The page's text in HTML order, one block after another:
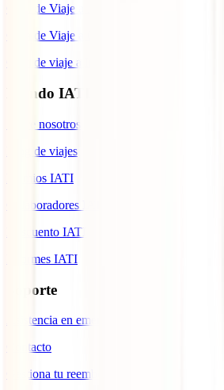
Guía de Viaje a Marruecos
Guía de Viaje a Cuba
Guía de viaje a Indonesia
Mundo IATI
Sobre nosotros
Blog de viajes
Premios IATI
Colaboradores IATI
Descuento IATI
Informes IATI
Soporte
Asistencia en emergencias
Contacto
Gestiona tu reembolso